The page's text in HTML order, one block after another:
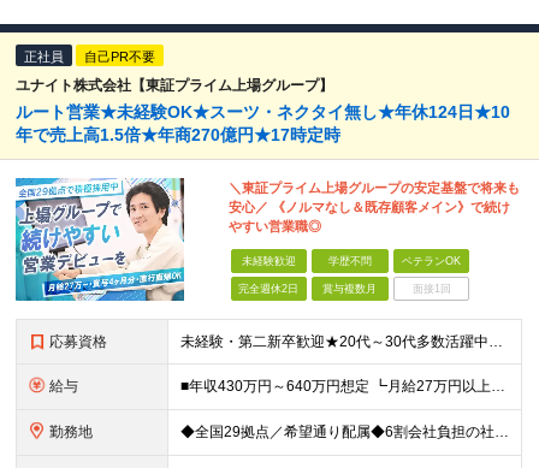
正社員 自己PR不要
ユナイト株式会社【東証プライム上場グループ】
ルート営業★未経験OK★スーツ・ネクタイ無し★年休124日★10
年で売上高1.5倍★年商270億円★17時定時
＼東証プライム上場グループの安定基盤で将来も
安心／ 《ノルマなし＆既存顧客メイン》で続け
やすい営業職◎
未経験歓迎 学歴不問 ベテランOK
完全週休2日 賞与複数月 面接1回
応募資格 未経験・第二新卒歓迎★20代～30代多数活躍中！ ■普通自動車運転免許（AT限定可） ■学歴不問 ＜こんな方に向いています！＞ ◎営業の仕事に興味がある ◎未経験から専門知識を身につけたい ◎長く働
給与 ■年収430万円～640万円想定 ┗月給27万円以上～40万円（地域手当を含む）＋諸手当＋賞与年2回（4.0ヶ月※2024年度実績） ・地域手当…6,000円～30,000円（勤務地・帯同家族の有無に
勤務地 ◆全国29拠点／希望通り配属◆6割会社負担の社宅制度（借り上げ社宅※規定あり） ◆転居を伴う転勤なし ◆U・Iターン歓迎 ◆マイカー通勤可 ★建設ICT推進課（埼玉久喜市）積極採用中★ 【北海道エ